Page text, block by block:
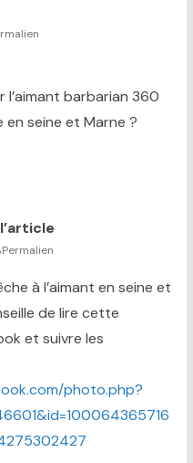
l’aimant barbarian 360
seine et Marne ?
Permalien
à l’aimant en seine et
de lire cette
et suivre les
photo.php?